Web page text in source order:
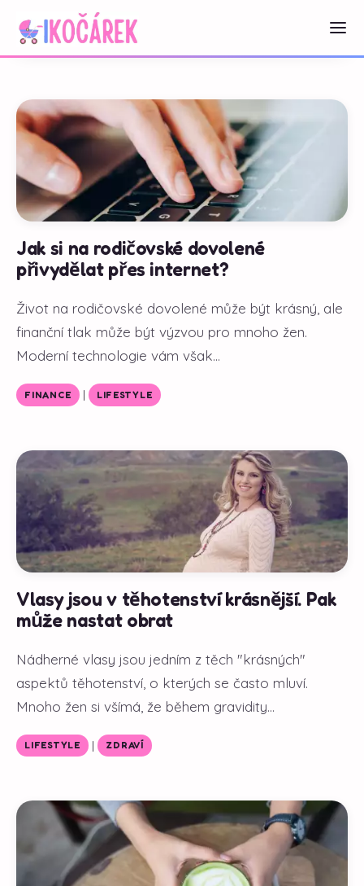
Jak si na rodičovské dovolené
přivydělat přes internet?
Život na rodičovské dovolené může být krásný, ale
finanční tlak může být výzvou pro mnoho žen.
Moderní technologie vám však...
FINANCE | LIFESTYLE
Vlasy jsou v těhotenství krásnější. Pak
může nastat obrat
Nádherné vlasy jsou jedním z těch "krásných"
aspektů těhotenství, o kterých se často mluví.
Mnoho žen si všímá, že během gravidity...
LIFESTYLE | ZDRAVÍ